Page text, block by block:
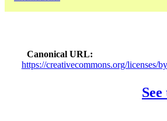
Canonical URL
https://creativecommons.org/licenses/